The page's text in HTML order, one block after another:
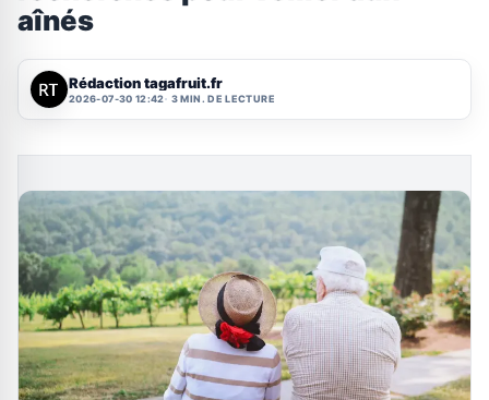
aînés
Rédaction tagafruit.fr
2026-07-30 12:42 3 MIN. DE LECTURE